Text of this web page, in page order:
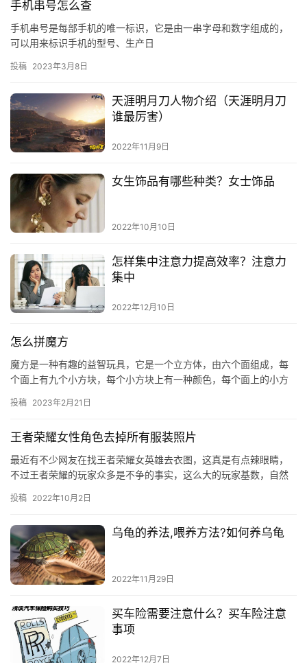
手机串号怎么查
手机串号是每部手机的唯一标识，它是由一串字母和数字组成的，
可以用来标识手机的型号、生产日
投稿 2023年3月8日
天涯明月刀人物介绍（天涯明月刀
谁最厉害）
2022年11月9日
女生饰品有哪些种类？女士饰品
2022年10月10日
怎样集中注意力提高效率？注意力
集中
2022年12月10日
怎么拼魔方
魔方是一种有趣的益智玩具，它是一个立方体，由六个面组成，每
个面上有九个小方块，每个小方块上有一种颜色，每个面上的小方
投稿 2023年2月21日
王者荣耀女性角色去掉所有服装照片
最近有不少网友在找王者荣耀女英雄去衣图，这真是有点辣眼睛，
不过王者荣耀的玩家众多是不争的事实，这么大的玩家基数，自然
者荣耀…
投稿 2022年10月2日
乌龟的养法,喂养方法?如何养乌龟
2022年11月29日
买车险需要注意什么？买车险注意
事项
2022年12月7日